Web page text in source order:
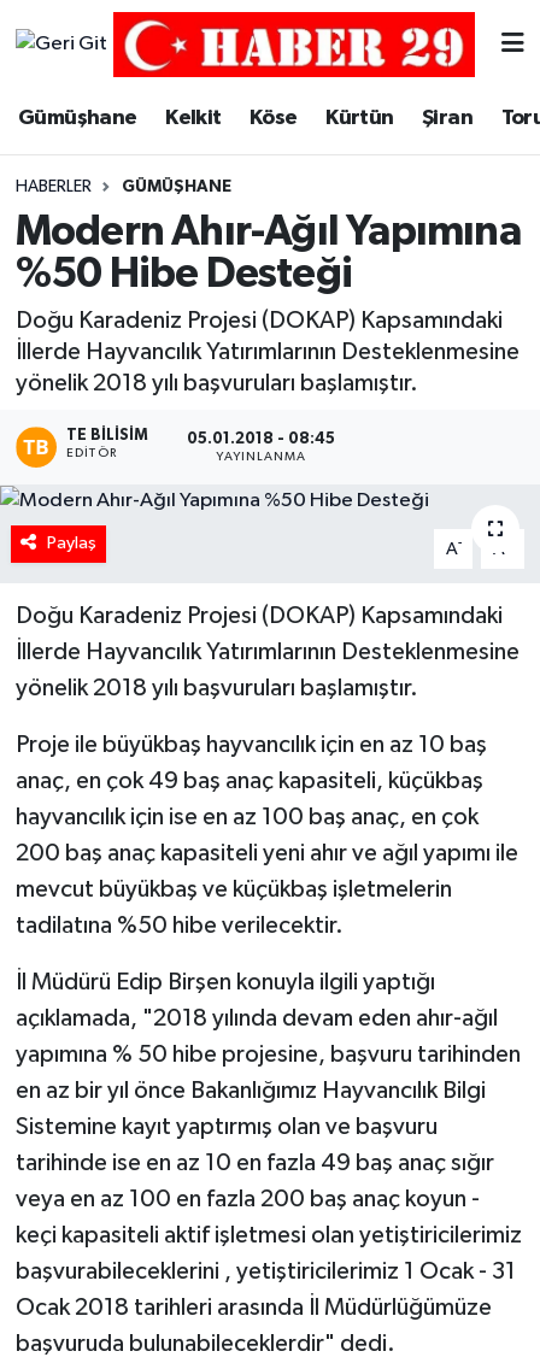
Gümüşhane Kelkit Köse Kürtün Şiran
HABERLER GÜMÜŞHANE
Modern Ahır-Ağıl Yapımına
%50 Hibe Desteği
Doğu Karadeniz Projesi (DOKAP) Kapsamındaki
İllerde Hayvancılık Yatırımlarının Desteklenmesine
yönelik 2018 yılı başvuruları başlamıştır.
TE BILISIM
EDITÖR
05.01.2018 - 08:45
YAYINLANMA
Paylaş A- A
Doğu Karadeniz Projesi (DOKAP) Kapsamındaki
İllerde Hayvancılık Yatırımlarının Desteklenmesine
yönelik 2018 yılı başvuruları başlamıştır.
Proje ile büyükbaş hayvancılık için en az 10 baş
anaç, en çok 49 baş anaç kapasiteli, küçükbaş
hayvancılık için ise en az 100 baş anaç, en çok
200 baş anaç kapasiteli yeni ahır ve ağıl yapımı ile
mevcut büyükbaş ve küçükbaş işletmelerin
tadilatına %50 hibe verilecektir.
İl Müdürü Edip Birşen konuyla ilgili yaptığı
açıklamada, "2018 yılında devam eden ahır-ağıl
yapımına % 50 hibe projesine, başvuru tarihinden
en az bir yıl önce Bakanlığımız Hayvancılık Bilgi
Sistemine kayıt yaptırmış olan ve başvuru
tarihinde ise en az 10 en fazla 49 baş anaç sığır
veya en az 100 en fazla 200 baş anaç koyun -
keçi kapasiteli aktif işletmesi olan yetiştiricilerimiz
başvurabileceklerini , yetiştiricilerimiz 1 Ocak - 31
Ocak 2018 tarihleri arasında İl Müdürlüğümüze
başvuruda bulunabileceklerdir" dedi.
Merkez Trafik Yoğunluk Haritası
Süper Lig Puan Durumu ve Fikstür
Tüm Manşetler
Son Dakika Haberleri
Haber Arşivi